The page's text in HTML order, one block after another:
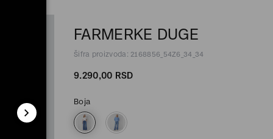
FARMERKE DUGE
Šifra proizvoda: 2168856_54Z6_34_34
9.290,00 RSD
Boja